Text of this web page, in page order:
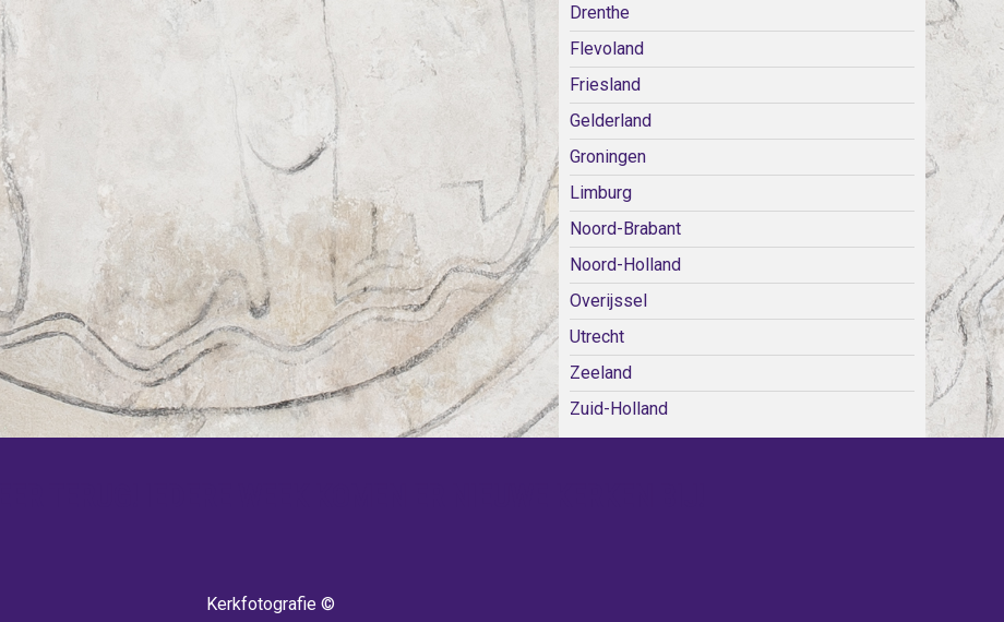
Drenthe
Flevoland
Friesland
Gelderland
Groningen
Limburg
Noord-Brabant
Noord-Holland
Overijssel
Utrecht
Zeeland
Zuid-Holland
Kerkfotografie ©